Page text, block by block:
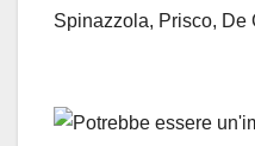
Spinazzola, Prisco, De